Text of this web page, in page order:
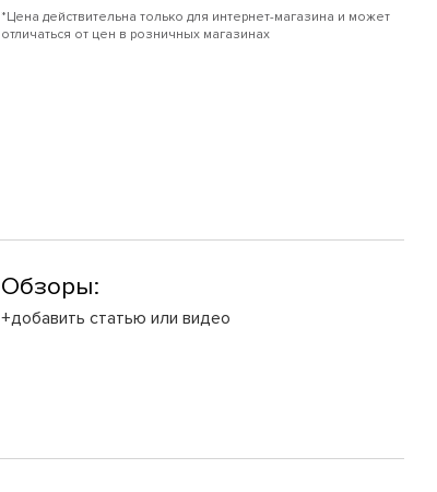
*Цена действительна только для интернет-магазина и может
отличаться от цен в розничных магазинах
Обзоры:
+добавить статью или видео